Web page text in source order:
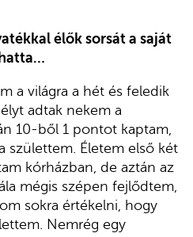
élők sorsát a saját
a világra a hét és feledik
adtak nekem a
10-ből 1 pontot kaptam,
születtem. Életem első két
kórházban, de aztán az
mégis szépen fejlődtem,
sokra értékelni, hogy
Nemrég egy